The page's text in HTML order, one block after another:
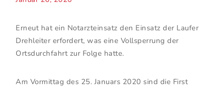
Erneut hat ein Notarzteinsatz den Einsatz der Laufer
Drehleiter erfordert, was eine Vollsperrung der
Ortsdurchfahrt zur Folge hatte.
Am Vormittag des 25. Januars 2020 sind die First